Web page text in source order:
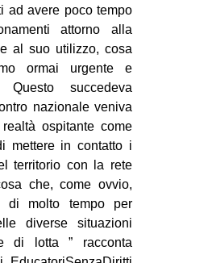
EUROPA
ORIENTE
MONDO
EVENTI
in
Fb
tw
bsky
ad avere poco tempo
attorno alla
al suo utilizzo, cosa
ormai urgente e
Questo succedeva
nazionale veniva
ospitante come
mettere in contatto i
territorio con la rete
che, come ovvio,
di molto tempo per
diverse situazioni
di lotta ” racconta